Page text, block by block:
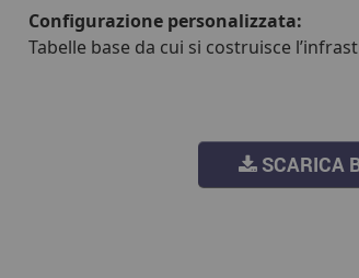
Configurazione personalizzata:
Tabelle base da cui si costruisce
SCARICA